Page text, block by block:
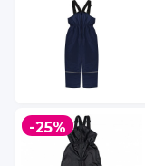
-25%